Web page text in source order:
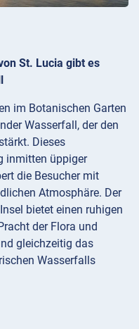
St. Lucia gibt es
im Botanischen Garten
Wasserfall, der den
Dieses
inmitten üppiger
die Besucher mit
Atmosphäre. Der
bietet einen ruhigen
der Flora und
gleichzeitig das
Wasserfalls